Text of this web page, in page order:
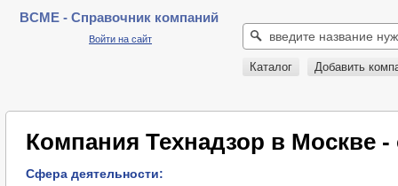
BCME - Справочник компаний
Войти на сайт
Каталог Добавить
Компания Технадзор в Москве
Сфера деятельности: